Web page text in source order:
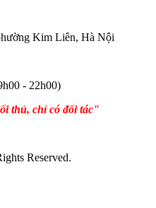
Kim Liên, Hà Nội
- 22h00)
thủ, chỉ có đối tác"
Reserved.